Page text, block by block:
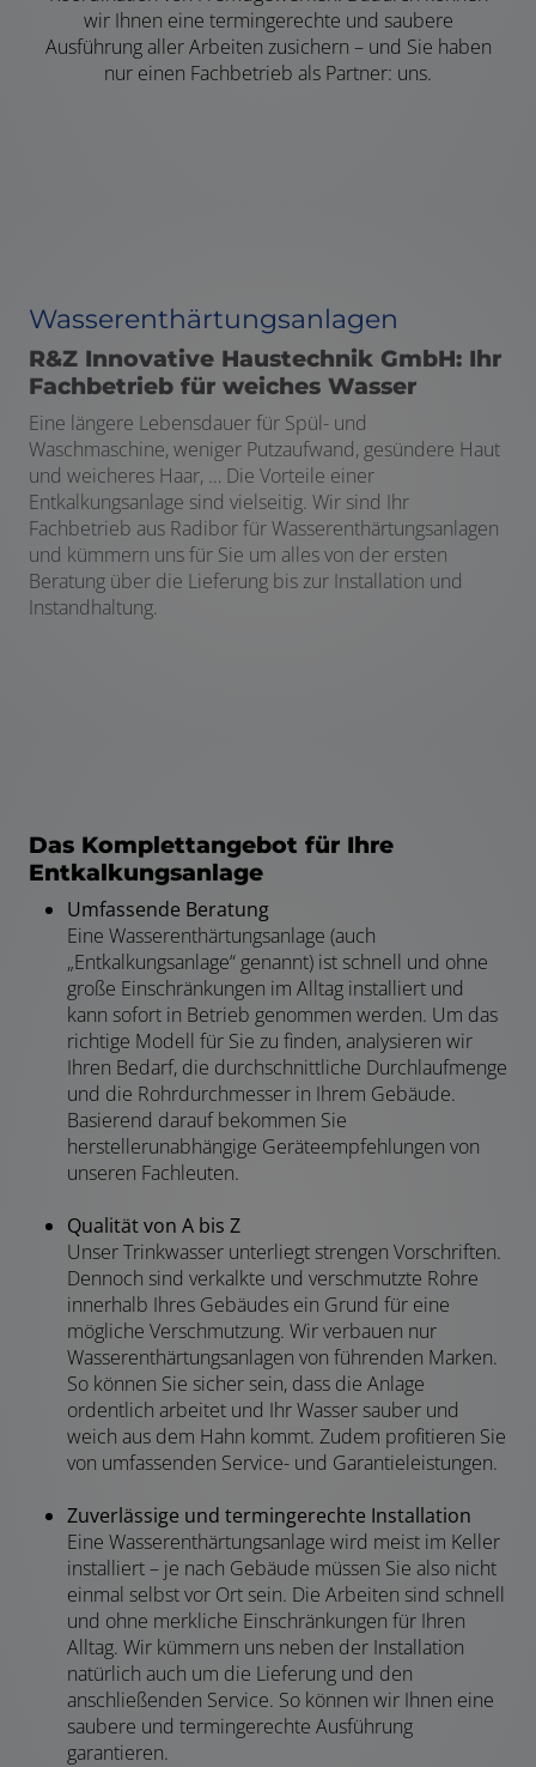
wir Ihnen eine termingerechte und saubere
Ausführung aller Arbeiten zusichern – und Sie haben
nur einen Fachbetrieb als Partner: uns.
Wasserenthärtungsanlagen
R&Z Innovative Haustechnik GmbH: Ihr
Fachbetrieb für weiches Wasser
Eine längere Lebensdauer für Spül- und
Waschmaschine, weniger Putzaufwand, gesündere Haut
und weicheres Haar, … Die Vorteile einer
Entkalkungsanlage sind vielseitig. Wir sind Ihr
Fachbetrieb aus Radibor für Wasserenthärtungsanlagen
und kümmern uns für Sie um alles von der ersten
Beratung über die Lieferung bis zur Installation und
Instandhaltung.
Das Komplettangebot für Ihre
Entkalkungsanlage
Umfassende Beratung
Eine Wasserenthärtungsanlage (auch
„Entkalkungsanlage“ genannt) ist schnell und ohne
große Einschränkungen im Alltag installiert und
kann sofort in Betrieb genommen werden. Um das
richtige Modell für Sie zu finden, analysieren wir
Ihren Bedarf, die durchschnittliche Durchlaufmenge
und die Rohrdurchmesser in Ihrem Gebäude.
Basierend darauf bekommen Sie
herstellerunabhängige Geräteempfehlungen von
unseren Fachleuten.
Qualität von A bis Z
Unser Trinkwasser unterliegt strengen Vorschriften.
Dennoch sind verkalkte und verschmutzte Rohre
innerhalb Ihres Gebäudes ein Grund für eine
mögliche Verschmutzung. Wir verbauen nur
Wasserenthärtungsanlagen von führenden Marken.
So können Sie sicher sein, dass die Anlage
ordentlich arbeitet und Ihr Wasser sauber und
weich aus dem Hahn kommt. Zudem profitieren Sie
von umfassenden Service- und Garantieleistungen.
Zuverlässige und termingerechte Installation
Eine Wasserenthärtungsanlage wird meist im Keller
installiert – je nach Gebäude müssen Sie also nicht
einmal selbst vor Ort sein. Die Arbeiten sind schnell
und ohne merkliche Einschränkungen für Ihren
Alltag. Wir kümmern uns neben der Installation
natürlich auch um die Lieferung und den
anschließenden Service. So können wir Ihnen eine
saubere und termingerechte Ausführung
garantieren.